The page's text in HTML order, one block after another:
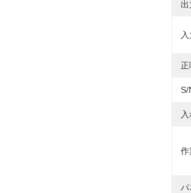
正
S/
作
パ